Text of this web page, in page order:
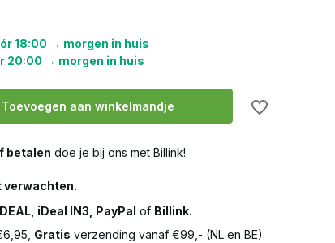
18:00 → morgen in huis
20:00 → morgen in huis
Toevoegen aan winkelmandje
betalen doe je bij ons met Billink!
verwachten.
iDeal IN3, PayPal of Billink.
Gratis verzending vanaf €99,- (NL en BE).